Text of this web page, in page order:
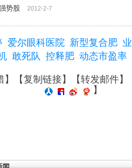
势股 2012-2-7
爱尔眼科医院 新型复合肥
敢死队 控释肥 动态市盈率
】【复制链接】【转发邮件】
】